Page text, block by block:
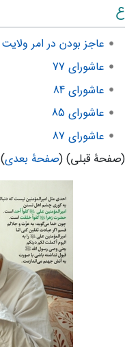
ع
عاجز بودن در امر ولایت
عاشورای 77
عاشورای 84
عاشورای 85
عاشورای 87
(صفحهٔ قبلی) (صفحهٔ بعدی)